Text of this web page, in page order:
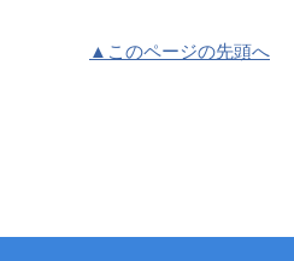
▲このページの先頭へ